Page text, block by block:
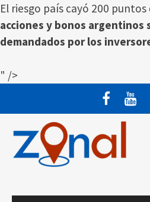
El riesgo país cayó 200
acciones y bonos argentinos
demandados por los
" />
contenido